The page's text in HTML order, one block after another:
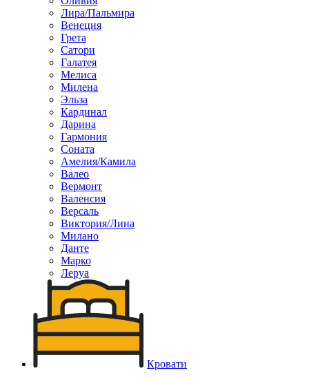
Лира/Пальмира
Венеция
Грета
Сатори
Галатея
Мелиса
Милена
Эльза
Кардинал
Дарина
Гармония
Соната
Амелия/Камила
Валео
Вермонт
Валенсия
Версаль
Виктория/Лина
Милано
Данте
Марко
Леруа
Кровати